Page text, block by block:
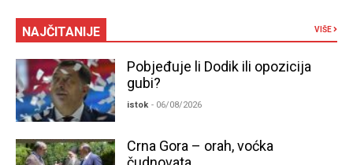
NAJČITANIJE VIŠE
Pobjeđuje li Dodik ili opozicija
gubi?
istok - 06/08/2026
Crna Gora – orah, voćka